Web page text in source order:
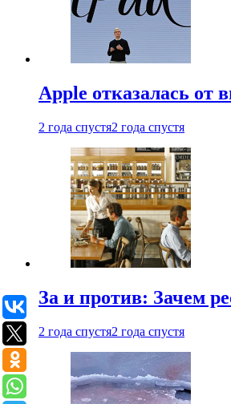
Apple отказалась от
2 года спустя2 года спустя
За и против: Зачем
2 года спустя2 года спустя